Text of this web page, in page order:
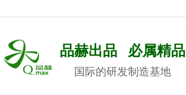
品赫出品 必属精品
国际的研发制造基地